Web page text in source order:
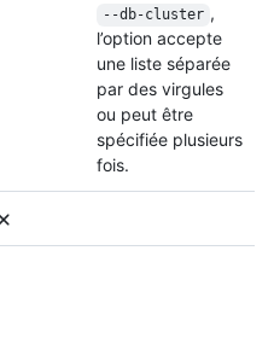
--db-cluster ,
l’option accepte
une liste séparée
par des virgules
ou peut être
spécifiée plusieurs
fois.